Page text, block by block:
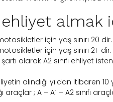
ehliyet
için yaş sınırı 20 dir.
için yaş sınırı 21 dir.
olarak A2 sınıfı ehliyet
alındığı yıldan itibaren
araçlar ; A – A1 – A2 sınıfı